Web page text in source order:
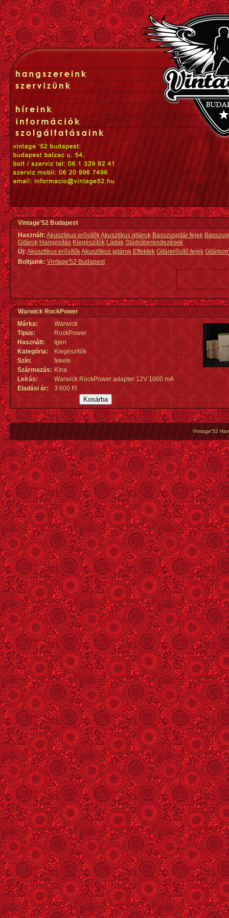
Vintage'52 Budapest
Használt: Akusztikus erősítőkAkusztikus gitárok Basszusgitár fejek
Gitárok Hangosítás Kiegészítők Ládák Stúdióberendezések
Új:Akusztikus erősítőkAkusztikus gitárok Effektek Gitárerősítő fejek
Boltjaink: Vintage'52 Budapest
Warwick RockPower
Márka:
Warwick
Tipus:
RockPower
Használt:
Igen
Kategória:
Kiegészítők
Szín:
fekete
Származás: Kína
Leírás:
Warwick RockPower adapter 12V 1000 mA
Eladási ár:
3 600 Ft
Vintage'52